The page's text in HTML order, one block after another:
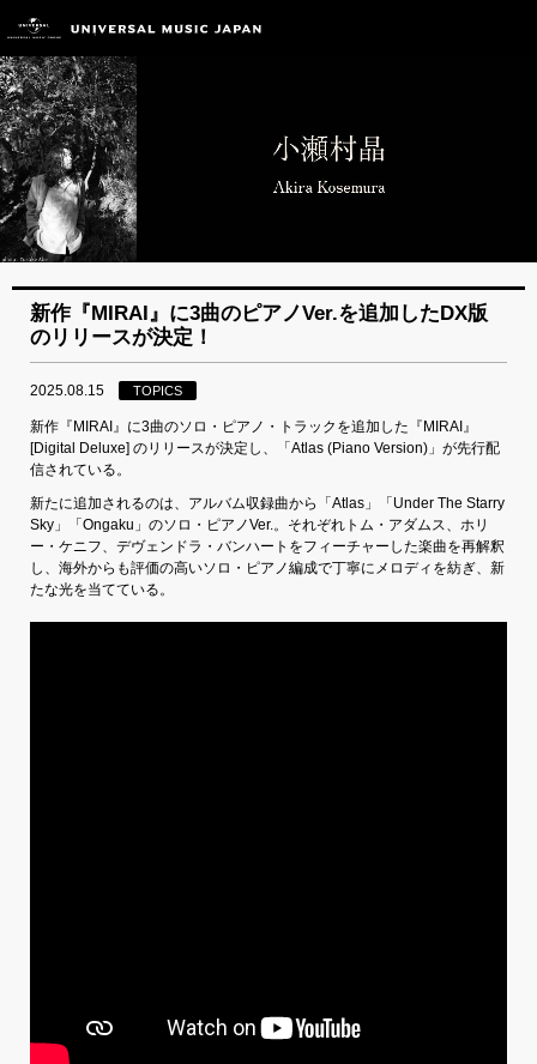
新作『MIRAI』に3曲のピアノVer.を追加したDX版
のリリースが決定！
2025.08.15 TOPICS
新作『MIRAI』に3曲のソロ・ピアノ・トラックを追加した『MIRAI』
[Digital Deluxe] のリリースが決定し、「Atlas (Piano Version)」が先行配
信されている。
新たに追加されるのは、アルバム収録曲から「Atlas」「Under The Starry
Sky」「Ongaku」のソロ・ピアノVer.。それぞれトム・アダムス、ホリ
ー・ケニフ、デヴェンドラ・バンハートをフィーチャーした楽曲を再解釈
し、海外からも評価の高いソロ・ピアノ編成で丁寧にメロディを紡ぎ、新
たな光を当てている。